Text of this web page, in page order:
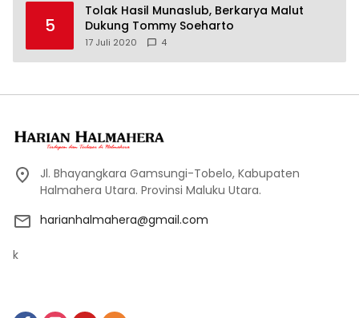
5
Tolak Hasil Munaslub, Berkarya Malut
Dukung Tommy Soeharto
17 Juli 2020 4
Jl. Bhayangkara Gamsungi-Tobelo, Kabupaten
Halmahera Utara. Provinsi Maluku Utara.
harianhalmahera@gmail.com
k